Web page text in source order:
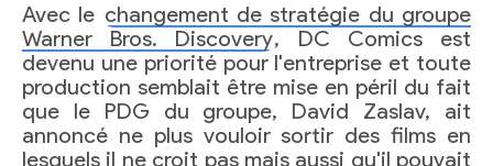
Avec le changement de stratégie du groupe
Warner Bros. Discovery, DC Comics est
devenu une priorité pour l'entreprise et toute
production semblait être mise en péril du fait
que le PDG du groupe, David Zaslav, ait
annoncé ne plus vouloir sortir des films en
lesquels il ne croit pas mais aussi qu'il pouvait